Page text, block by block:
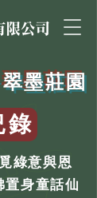
墨莊園
綠意與恩
置身童話仙